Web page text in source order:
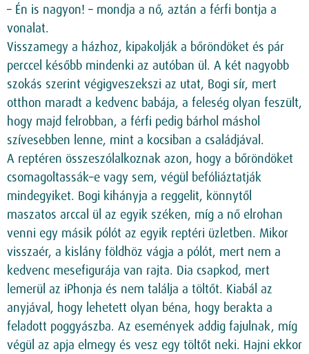
– Én is nagyon! – mondja a nő, aztán a férfi bontja a
vonalat.
Visszamegy a házhoz, kipakolják a bőröndöket és pár
perccel később mindenki az autóban ül. A két nagyobb
szokás szerint végigveszekszi az utat, Bogi sír, mert
otthon maradt a kedvenc babája, a feleség olyan feszült,
hogy majd felrobban, a férfi pedig bárhol máshol
szívesebben lenne, mint a kocsiban a családjával.
A reptéren összeszólalkoznak azon, hogy a bőröndöket
csomagoltassák–e vagy sem, végül befóliáztatják
mindegyiket. Bogi kihányja a reggelit, könnytől
maszatos arccal ül az egyik széken, míg a nő elrohan
venni egy másik pólót az egyik reptéri üzletben. Mikor
visszaér, a kislány földhöz vágja a pólót, mert nem a
kedvenc mesefigurája van rajta. Dia csapkod, mert
lemerül az iPhonja és nem találja a töltőt. Kiabál az
anyjával, hogy lehetett olyan béna, hogy berakta a
feladott poggyászba. Az események addig fajulnak, míg
végül az apja elmegy és vesz egy töltőt neki. Hajni ekkor